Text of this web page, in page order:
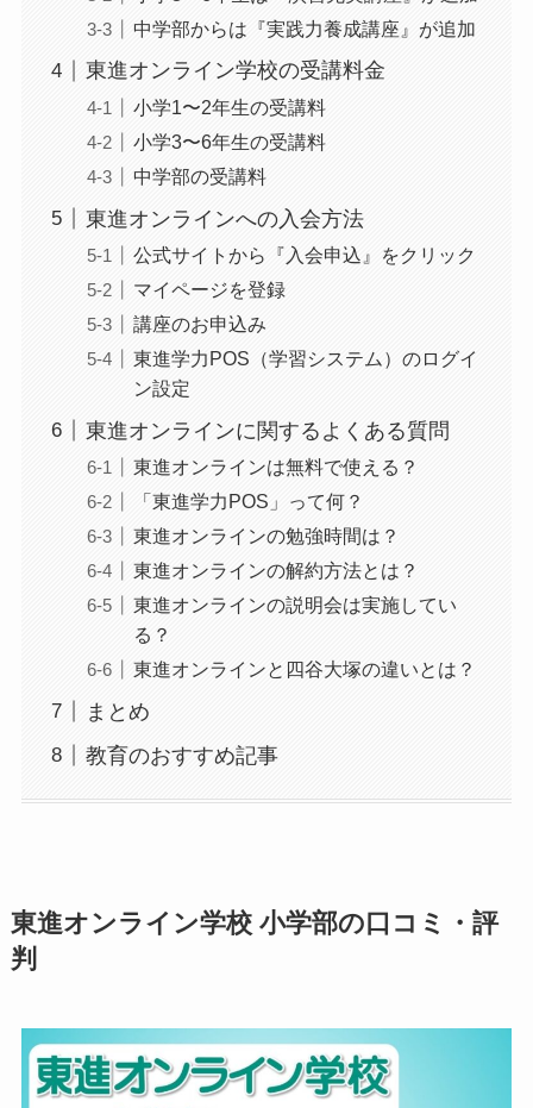
中学部からは『実践力養成講座』が追加
東進オンライン学校の受講料金
小学1〜2年生の受講料
小学3〜6年生の受講料
中学部の受講料
東進オンラインへの入会方法
公式サイトから『入会申込』をクリック
マイページを登録
講座のお申込み
東進学力POS（学習システム）のログイ
ン設定
東進オンラインに関するよくある質問
東進オンラインは無料で使える？
「東進学力POS」って何？
東進オンラインの勉強時間は？
東進オンラインの解約方法とは？
東進オンラインの説明会は実施してい
る？
東進オンラインと四谷大塚の違いとは？
まとめ
教育のおすすめ記事
東進オンライン学校 小学部の口コミ・評
判